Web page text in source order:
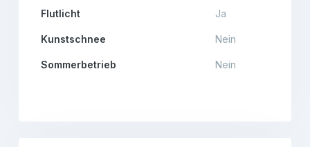
Flutlicht Ja
Kunstschnee Nein
Sommerbetrieb Nein